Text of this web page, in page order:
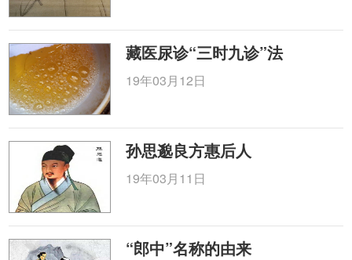
藏医尿诊“三时九诊”法
19年03月12日
孙思邈良方惠后人
19年03月11日
“郎中”名称的由来